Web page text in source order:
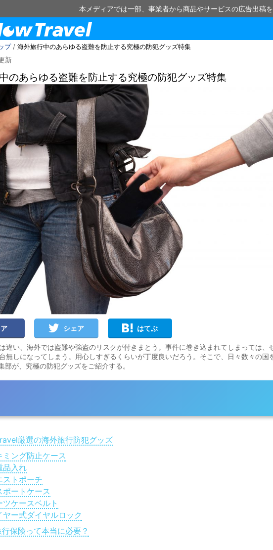
本メディアでは一部、事業者から商品やサービスの広告出稿
プ/ 海外旅行中のあらゆる盗難を防止する究極の防犯グッズ特集
新
のあらゆる盗難を防止する究極の防犯グッズ特集
シェア はてぶ
違い、海外では盗難や強盗のリスクが付きまとう。事件に巻き込まれてしまっては、
無しになってしまう。用心しすぎるくらいが丁度良いだろう。そこで、日々数々の国
部が、究極の防犯グッズをご紹介する。
厳選の海外旅行防犯グッズ
ミング防止ケース
品入れ
ストポーチ
ポートケース
ツケースベルト
ヤー式ダイヤルロック
保険って本当に必要？